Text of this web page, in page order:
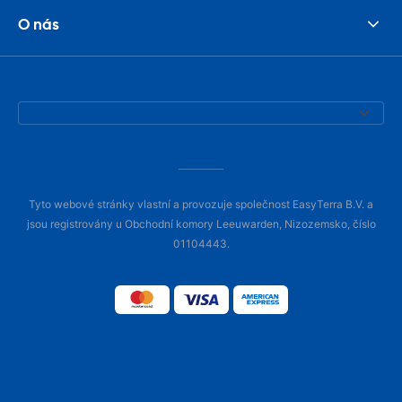
O nás
Tyto webové stránky vlastní a provozuje společnost EasyTerra B.V. a
jsou registrovány u Obchodní komory Leeuwarden, Nizozemsko, číslo
01104443.